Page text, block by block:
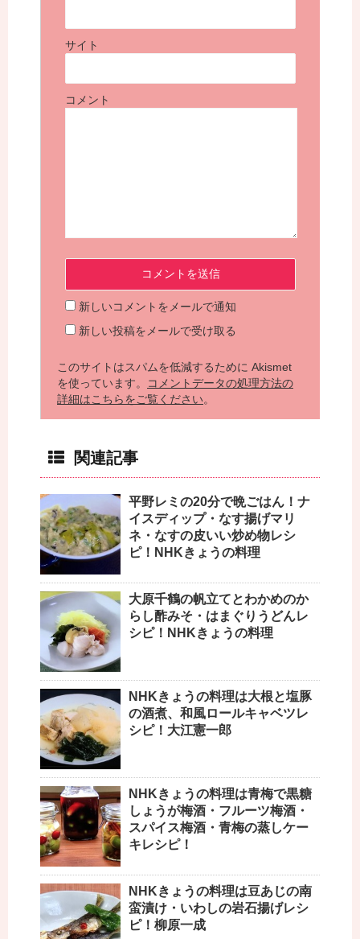
サイト
コメント
新しいコメントをメールで通知
新しい投稿をメールで受け取る
このサイトはスパムを低減するために Akismet
を使っています。
コメントデータの処理方法の
詳細はこちらをご覧ください。
関連記事
平野レミの20分で晩ごはん！ナ
イスディップ・なす揚げマリ
ネ・なすの皮いい炒め物レシ
ピ！NHKきょうの料理
大原千鶴の帆立てとわかめのか
らし酢みそ・はまぐりうどんレ
シピ！NHKきょうの料理
NHKきょうの料理は大根と塩豚
の酒煮、和風ロールキャベツレ
シピ！大江憲一郎
NHKきょうの料理は青梅で黒糖
しょうが梅酒・フルーツ梅酒・
スパイス梅酒・青梅の蒸しケー
キレシピ！
NHKきょうの料理は豆あじの南
蛮漬け・いわしの岩石揚げレシ
ピ！柳原一成